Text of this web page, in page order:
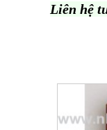
Liên hệ